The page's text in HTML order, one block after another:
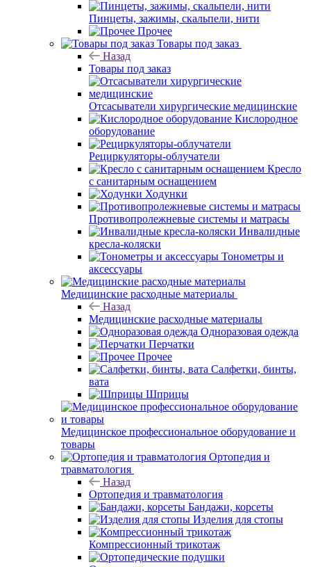
Пинцеты, зажимы, скальпели, нити
Прочее
Товары под заказ
Назад
Товары под заказ
Отсасыватели хирургические медицинские
Кислородное
оборудование
Рециркуляторы-облучатели
Кресло
с санитарным оснащением
Ходунки
Противопролежневые системы и матрасы
Инвалидные
кресла-коляски
Тонометры и
аксессуары
Медицинские расходные материалы
Назад
Медицинские расходные материалы
Одноразовая одежда
Перчатки
Прочее
Салфетки, бинты,
вата
Шприцы
Медицинское профессиональное оборудование и
товары
Ортопедия и
травматология
Назад
Ортопедия и травматология
Бандажи, корсеты
Изделия для стопы
Компрессионный трикотаж